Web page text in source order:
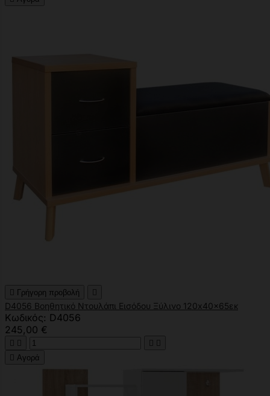
 Γρήγορη προβολή 
D4056 Βοηθητικό Ντουλάπι Εισόδου Ξύλινο 120x40x65εκ
Κωδικός: D4056
245,00 €
   
 Αγορά